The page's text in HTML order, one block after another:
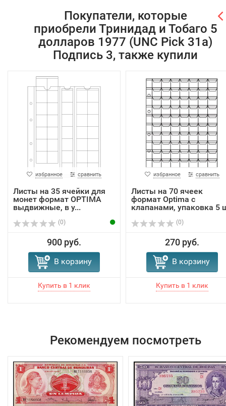
Покупатели, которые
приобрели Тринидад и Тобаго 5
долларов 1977 (UNC Pick 31a)
Подпись 3, также купили
избранное сравнить
Листы на 35 ячейки для
монет формат OPTIMA
выдвижные, в у...
(0)
900 руб.
В корзину
избранное сравнить
Листы на 70 ячеек
формат Optima с
клапанами, упаковка 5
(0)
270 руб.
В корзину
Рекомендуем посмотреть